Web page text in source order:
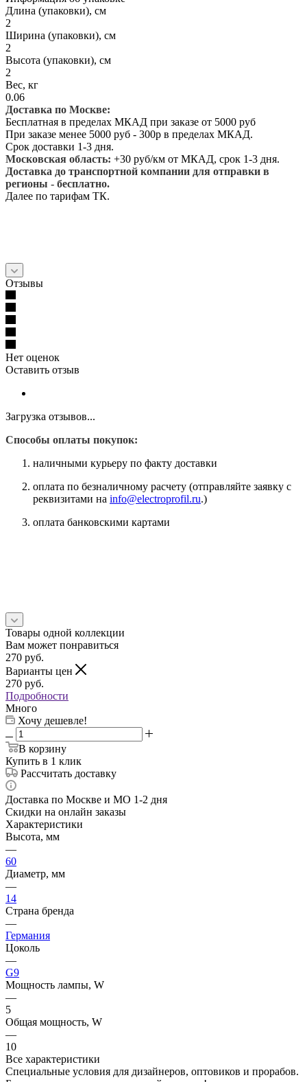
Длина (упаковки), см
2
Ширина (упаковки), см
2
Высота (упаковки), см
2
Вес, кг
0.06
Доставка по Москве:
Бесплатная в пределах МКАД при заказе от 5000 руб
При заказе менее 5000 руб - 300р в пределах МКАД.
Срок доставки 1-3 дня.
Московская область: +30 руб/км от МКАД, срок 1-3 дня.
Доставка до транспортной компании для отправки в
регионы - бесплатно.
Далее по тарифам ТК.
Отзывы
Нет оценок
Оставить отзыв
Загрузка отзывов...
Способы оплаты покупок:
наличными курьеру по факту доставки
оплата по безналичному расчету (отправляйте заявку с
реквизитами на info@electroprofil.ru.)
оплата банковскими картами
Товары одной коллекции
Вам может понравиться
270 руб.
Варианты цен
270 руб.
Подробности
Много
Хочу дешевле!
В корзину
Купить в 1 клик
Рассчитать доставку
Доставка по Москве и МО 1-2 дня
Скидки на онлайн заказы
Характеристики
Высота, мм
—
60
Диаметр, мм
—
14
Страна бренда
—
Германия
Цоколь
—
G9
Мощность лампы, W
—
5
Общая мощность, W
—
10
Все характеристики
Специальные условия для дизайнеров, оптовиков и прорабов.